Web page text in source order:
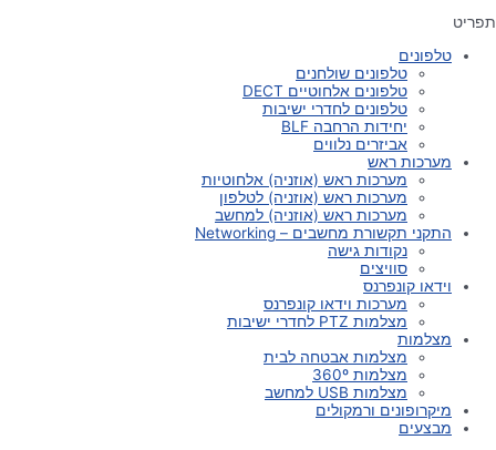
תפריט
טלפונים
טלפונים שולחנים
טלפונים אלחוטיים DECT
טלפונים לחדרי ישיבות
יחידות הרחבה BLF
אביזרים נלווים
מערכות ראש
מערכות ראש (אוזניה) אלחוטיות
מערכות ראש (אוזניה) לטלפון
מערכות ראש (אוזניה) למחשב
התקני תקשורת מחשבים – Networking
נקודות גישה
סוויצים
וידאו קונפרנס
מערכות וידאו קונפרנס
מצלמות PTZ לחדרי ישיבות
מצלמות
מצלמות אבטחה לבית
מצלמות 360º
מצלמות USB למחשב
מיקרופונים ורמקולים
מבצעים